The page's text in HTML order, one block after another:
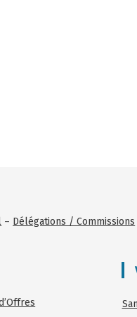
– Délégations / Commissions